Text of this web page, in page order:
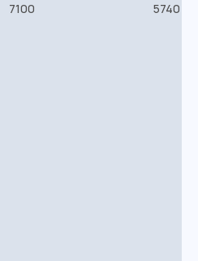
7100 5740